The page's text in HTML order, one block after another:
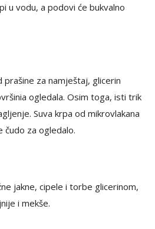
u vodu, a podovi će bukvalno
prašine za namještaj, glicerin
ogledala. Osim toga, isti trik
Suva krpa od mikrovlakana
čudo za ogledalo.
jakne, cipele i torbe glicerinom,
i mekše.